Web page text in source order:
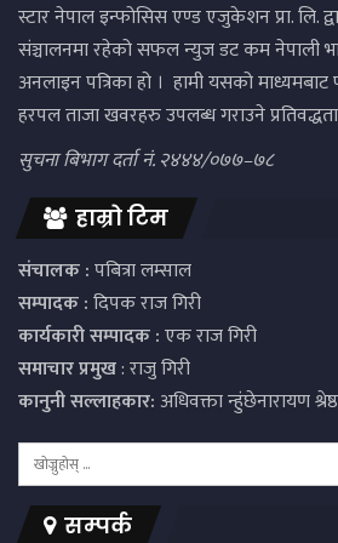
स्टार नेपाल इन्फोसिस एण्ड एजुकेशन प्रा. लि.
संञ्चालनमा रहेको सफल न्युज डट कम नेपाली
अनलाइन पत्रिका हो । हामी यसको
हरपल ताजा खवरहरु उपलब्ध गराउने प्रतिवद्धता
सुचना बिभाग दर्ता नं. २४४४/०७७–७८
हाम्रो टिम
संचालक :पबित्रा लम्साल
सम्पादक :दिपक राज गिरी
कार्यकारी सम्पादक :एक राज गिरी
समाचार प्रमुख: राजु गिरी
कानुनी सल्लाहकार:अधिवक्ता न्हुंछेनारायण श्रेष्ठ
सम्पर्क